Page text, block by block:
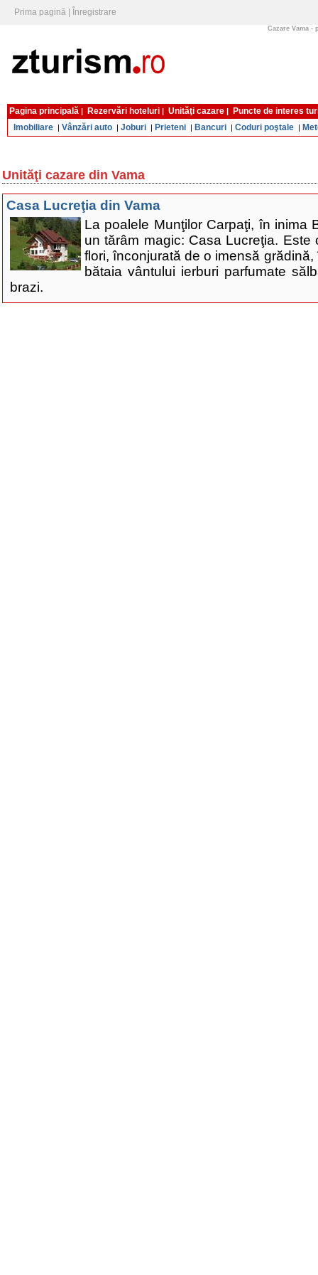
Prima pagină Înregistrare
Cazare Vama
Pagina principală | Rezervări hoteluri | Unităţi cazare |
Puncte de interes
Imobiliare | Vânzări auto | Joburi | Prieteni | Bancuri | Coduri poştale |
Unităţi cazare din Vama
Casa Lucreţia din Vama
La poalele Munţilor Carpaţi, în inima
un tărâm magic: Casa Lucreţia.
flori, înconjurată de o imensă
bătaia vântului ierburi parfumate
brazi.